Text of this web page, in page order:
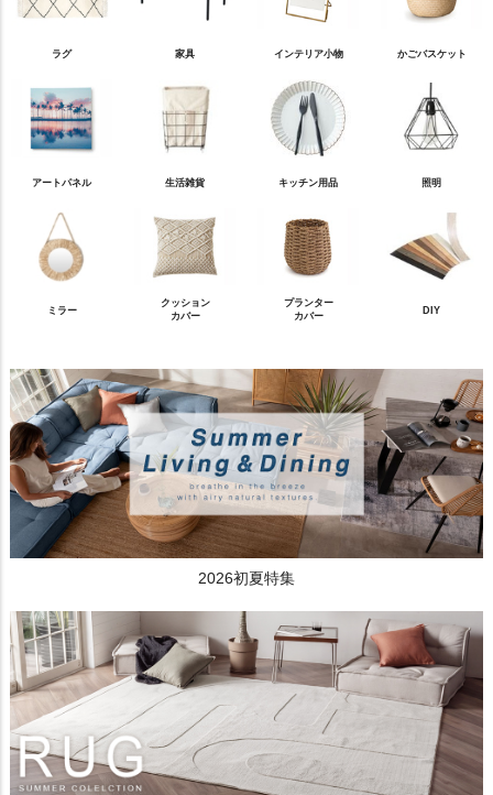
ラグ 家具 インテリア小物 かごバスケット
アートパネル 生活雑貨 キッチン用品 照明
ミラー
クッション
カバー
プランター
カバー
DIY
2026初夏特集